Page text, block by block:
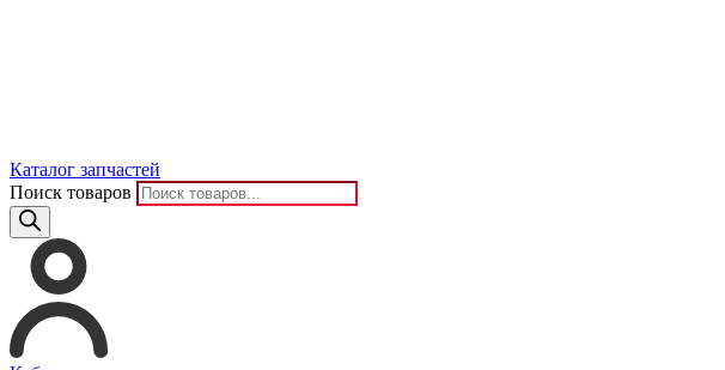
Каталог запчастей
Поиск товаров